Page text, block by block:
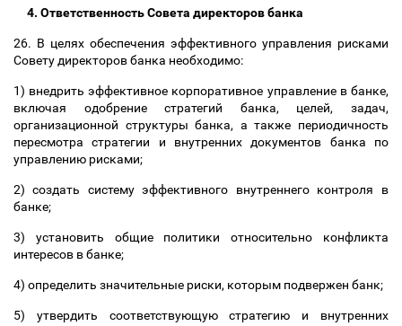
4. Ответственность Совета директоров банка
26. В целях обеспечения эффективного управления рисками
Совету директоров банка необходимо:
1) внедрить эффективное корпоративное управление в банке,
включая одобрение стратегий банка, целей, задач,
организационной структуры банка, а также периодичность
пересмотра стратегии и внутренних документов банка по
управлению рисками;
2) создать систему эффективного внутреннего контроля в
банке;
3) установить общие политики относительно конфликта
интересов в банке;
4) определить значительные риски, которым подвержен банк;
5) утвердить соответствующую стратегию и внутренних